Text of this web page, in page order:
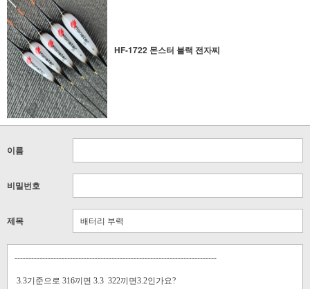
HF-1722 몬스터 블랙 전자찌
이름
비밀번호
제목